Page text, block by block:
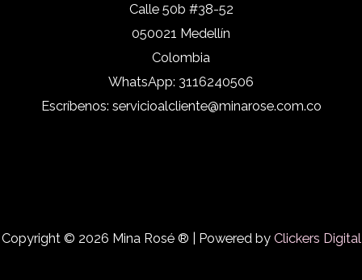
Calle 50b #38-52
050021 Medellín
Colombia
WhatsApp: 3116240506
Escríbenos: servicioalcliente@minarose.com.co
Copyright © 2026 Mina Rosé ® | Powered by Clickers Digital